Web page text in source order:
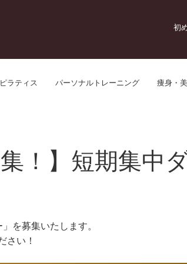
初
ピラティス パーソナルトレーニング 痩身・
！】短期集中
を募集いたします。
さい！